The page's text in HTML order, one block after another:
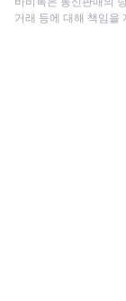
거래 등에 대해 책임을